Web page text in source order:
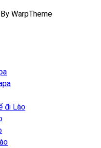
WarpTheme
đi Lào